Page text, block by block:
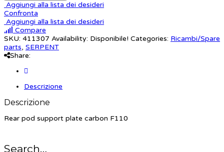
Aggiungi alla lista dei desideri
Confronta
Aggiungi alla lista dei desideri
Compare
SKU: 411307 Availability: Disponibile! Categories: Ricambi/Spare
parts, SERPENT
Share:
Descrizione
Descrizione
Rear pod support plate carbon F110
Search…